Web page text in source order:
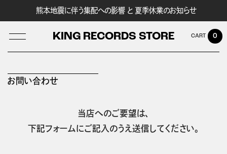
熊本地震に伴う集配への影響 と 夏季休業のお知らせ
KING RECORDS STORE 0
お問い合わせ
当店へのご要望は、
下記フォームにご記入のうえ送信してください。